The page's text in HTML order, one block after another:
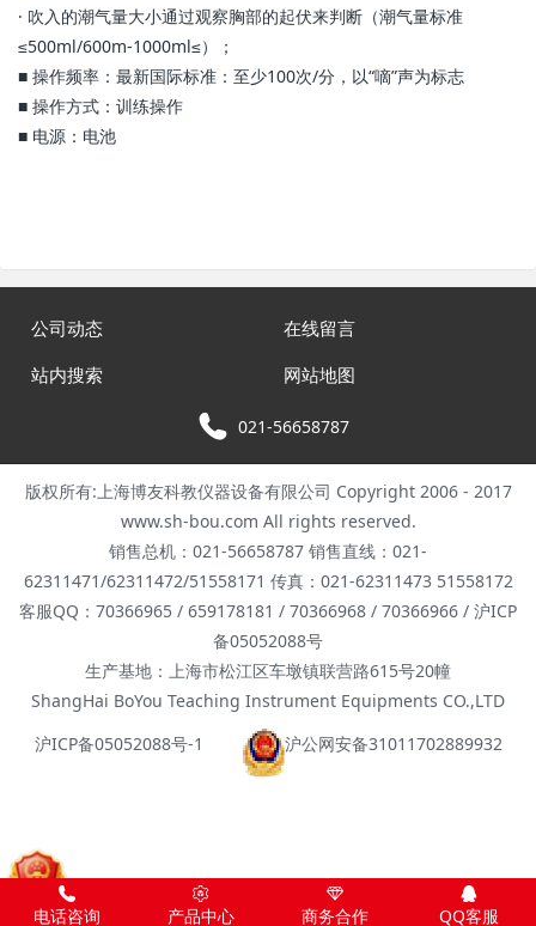
· 吹入的潮气量大小通过观察胸部的起伏来判断（潮气量标准
≤500ml/600m-1000ml≤）；
■ 操作频率：最新国际标准：至少100次/分，以“嘀”声为标志
■ 操作方式：训练操作
■ 电源：电池
公司动态
在线留言
站内搜索
网站地图
021-56658787
版权所有:上海博友科教仪器设备有限公司 Copyright 2006 - 2017
www.sh-bou.com All rights reserved.
销售总机：021-56658787 销售直线：021-
62311471/62311472/51558171 传真：021-62311473 51558172
客服QQ：70366965 / 659178181 / 70366968 / 70366966 / 沪ICP
备05052088号
生产基地：上海市松江区车墩镇联营路615号20幢
ShangHai BoYou Teaching Instrument Equipments CO.,LTD
沪ICP备05052088号-1
沪公网安备31011702889932
电话咨询 产品中心 商务合作 QQ客服